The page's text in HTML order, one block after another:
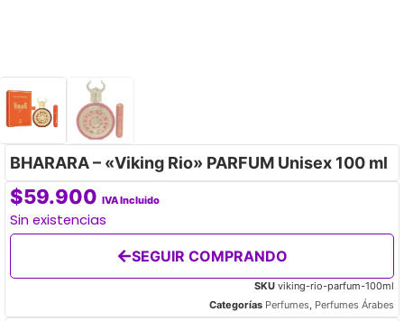
BHARARA – «Viking Rio» PARFUM Unisex 100 ml
$59.900 IVA Incluido
Sin existencias
SEGUIR COMPRANDO
SKU viking-rio-parfum-100ml
Categorías Perfumes, Perfumes Árabes